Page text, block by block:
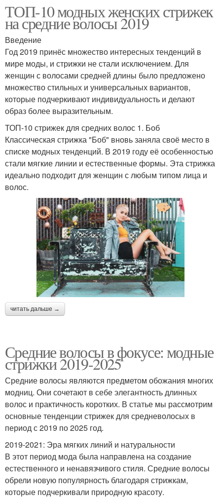
ТОП-10 модных женских стрижек
на средние волосы 2019
Введение
Год 2019 принёс множество интересных тенденций в
мире моды, и стрижки не стали исключением. Для
женщин с волосами средней длины было предложено
множество стильных и универсальных вариантов,
которые подчеркивают индивидуальность и делают
образ более выразительным.
ТОП-10 стрижек для средних волос 1. Боб
Классическая стрижка "Боб" вновь заняла своё место в
списке модных тенденций. В 2019 году её особенностью
стали мягкие линии и естественные формы. Эта стрижка
идеально подходит для женщин с любым типом лица и
волос.
читать дальше →
Средние волосы в фокусе: модные
стрижки 2019-2025
Средние волосы являются предметом обожания многих
модниц. Они сочетают в себе элегантность длинных
волос и практичность коротких. В статье мы рассмотрим
основные тенденции стрижек для средневолосых в
период с 2019 по 2025 год.
2019-2021: Эра мягких линий и натуральности
В этот период мода была направлена на создание
естественного и ненавязчивого стиля. Средние волосы
обрели новую популярность благодаря стрижкам,
которые подчеркивали природную красоту.